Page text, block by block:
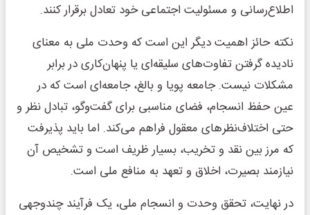
اطلاع‌رسانی و مسئولیت اجتماعی خود تعادل برقرار کنند.
نکته حائز اهمیت دیگر این است که وحدت ملی به معنای
نادیده گرفتن تفاوت‌های سلیقه‌ای یا پنهان‌کاری در برابر
مشکلات نیست. جامعه پویا و بالغ، جامعه‌ای است که در
عین حفظ انسجام، فضای مناسبی برای گفت‌وگو، تبادل نظر و
حتی اختلاف‌نظرهای معقول فراهم می‌کند. اما باید پذیرفت
که مرز بین نقد و تخریب، بسیار ظریف است و تشخیص آن
نیازمند بصیرت، اخلاق و تعهد به منافع ملی است.
در نهایت، تحقق وحدت و انسجام ملی، یک فرآیند چندوجهی